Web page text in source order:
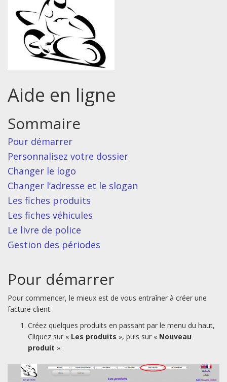
Aide en ligne
Sommaire
Pour démarrer
Personnalisez votre dossier
Changer le logo
Changer l’adresse et le slogan
Les fiches produits
Les fiches véhicules
Le livre de police
Gestion des périodes
Pour démarrer
Pour commencer, le mieux est de vous entraîner à créer une
facture client.
Créez quelques produits en passant par le menu du haut,
Cliquez sur « Les produits », puis sur « Nouveau
produit »: